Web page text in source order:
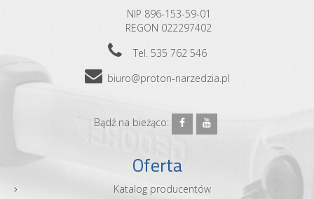
NIP 896-153-59-01
REGON 022297402
Tel. 535 762 546
biuro@proton-narzedzia.pl
Bądź na bieżąco:
Oferta
Katalog producentów